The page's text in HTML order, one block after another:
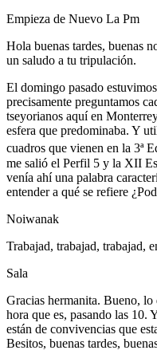
Empieza de Nuevo La Pm
Hola buenas tardes, buenas
un saludo a tu tripulación.
El domingo pasado
precisamente preguntamos
tseyorianos aquí en
esfera que predominaba. Y
cuadros que vienen en la 3ª
me salió el Perfil 5 y la XII
venía ahí una palabra
entender a qué se refiere
Noiwanak
Trabajad, trabajad, trabajad,
Sala
Gracias hermanita. Bueno, lo
hora que es, pasando las 10.
están de convivencias que
Besitos, buenas tardes,